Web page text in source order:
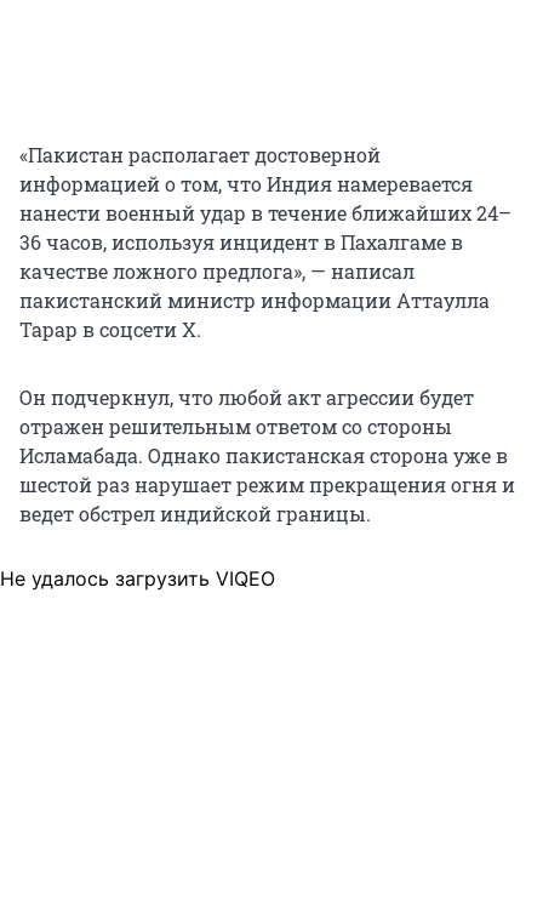
«Пакистан располагает достоверной
информацией о том, что Индия намеревается
нанести военный удар в течение ближайших 24–
36 часов, используя инцидент в Пахалгаме в
качестве ложного предлога», — написал
пакистанский министр информации Аттаулла
Тарар в соцсети X.
Он подчеркнул, что любой акт агрессии будет
отражен решительным ответом со стороны
Исламабада. Однако пакистанская сторона уже в
шестой раз нарушает режим прекращения огня и
ведет обстрел индийской границы.
Не удалось загрузить VIQEO